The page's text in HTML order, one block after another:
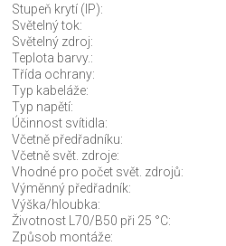
Stupeň krytí (IP):
Světelný tok:
Světelný zdroj:
Teplota barvy.:
Třída ochrany:
Typ kabeláže:
Typ napětí:
Účinnost svítidla:
Včetně předřadníku:
Včetně svět. zdroje:
Vhodné pro počet svět. zdrojů:
Výměnný předřadník:
Výška/hloubka:
Životnost L70/B50 při 25 °C:
Způsob montáže: